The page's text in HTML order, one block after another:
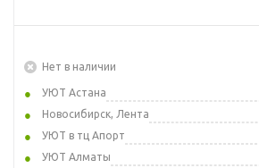
Нет в наличии
УЮТ Астана
Новосибирск, Лента
УЮТ в тц Апорт
УЮТ Алматы